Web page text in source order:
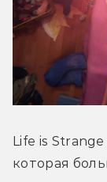
Life is
которая